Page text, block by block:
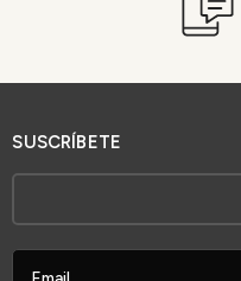
SUSCRÍBETE